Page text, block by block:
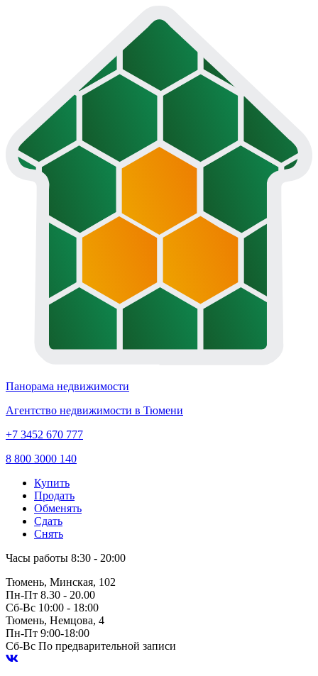
Панорама недвижимости
Агентство недвижимости в Тюмени
+7 3452 670 777
8 800 3000 140
Купить
Продать
Обменять
Сдать
Снять
Часы работы 8:30 - 20:00
Тюмень, Минская, 102
Пн-Пт 8.30 - 20.00
Сб-Вс 10:00 - 18:00
Тюмень, Немцова, 4
Пн-Пт 9:00-18:00
Сб-Вс По предварительной записи